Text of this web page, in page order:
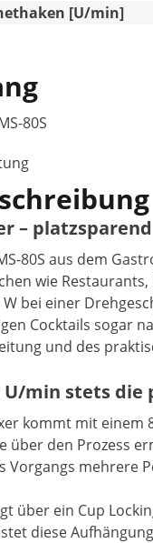
[U/min]
80S
–
80S aus dem
wie
bei einer
Cocktails sogar
und des
U/min stets
kommt mit einem
über den Prozess
Vorgangs mehrere
über ein Cup
diese